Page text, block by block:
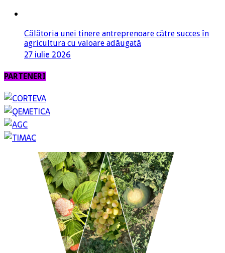
Călătoria unei tinere antreprenoare către succes în
agricultura cu valoare adăugată
27 iulie 2026
PARTENERI